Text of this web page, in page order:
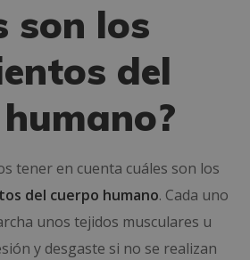
son los
del
tener en cuenta cuáles son los
del cuerpo humano. Cada uno
unos tejidos musculares u
y desgaste si no se realizan